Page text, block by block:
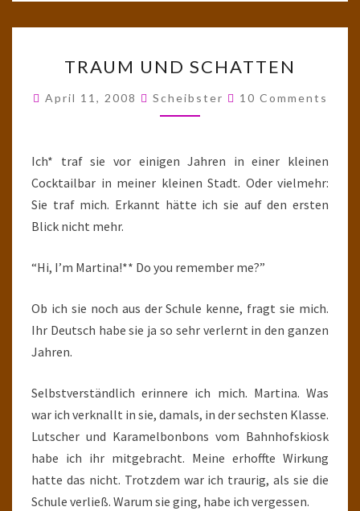
UND
SCHATTEN
TRAUM UND SCHATTEN
April 11, 2008 Scheibster Comments
10 Comments
Ich* traf sie vor einigen Jahren in einer kleinen
Cocktailbar in meiner kleinen Stadt. Oder vielmehr:
Sie traf mich. Erkannt hätte ich sie auf den ersten
Blick nicht mehr.
“Hi, I’m Martina!** Do you remember me?”
Ob ich sie noch aus der Schule kenne, fragt sie mich.
Ihr Deutsch habe sie ja so sehr verlernt in den ganzen
Jahren.
Selbstverständlich erinnere ich mich. Martina. Was
war ich verknallt in sie, damals, in der sechsten Klasse.
Lutscher und Karamelbonbons vom Bahnhofskiosk
habe ich ihr mitgebracht. Meine erhoffte Wirkung
hatte das nicht. Trotzdem war ich traurig, als sie die
Schule verließ. Warum sie ging, habe ich vergessen.